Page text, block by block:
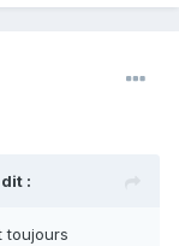
:
toujours